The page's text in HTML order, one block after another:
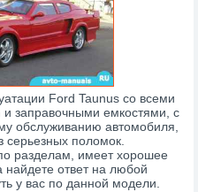
Ford Taunus со всеми
и заправочными емкостями, с
обслуживанию автомобиля,
серьезных поломок.
разделам, имеет хорошее
найдете ответ на любой
у вас по данной модели.